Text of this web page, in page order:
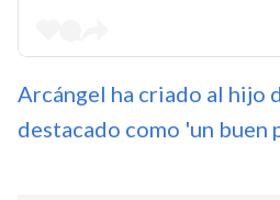
Arcángel ha criado al hijo
destacado como 'un buen